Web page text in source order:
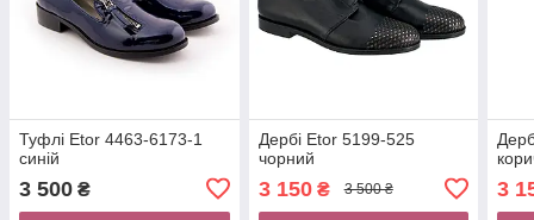
Туфлі Etor 4463-6173-1
синій
3 500 ₴
Дербі Etor 5199-525
чорний
3 150₴ 3 500 ₴ 3